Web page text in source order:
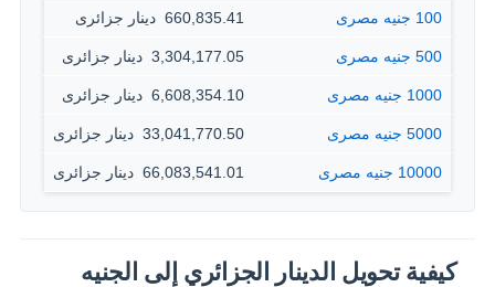
100 جنيه مصرى 660,835.41 ‏ دينار جزائرى
500 جنيه مصرى 3,304,177.05 ‏ دينار جزائرى
1000 جنيه مصرى 6,608,354.10 ‏ دينار جزائرى
5000 جنيه مصرى 33,041,770.50 ‏ دينار جزائرى
10000 جنيه مصرى 66,083,541.01 ‏ دينار جزائرى
كيفية تحويل الدينار الجزائري إلى الجنيه